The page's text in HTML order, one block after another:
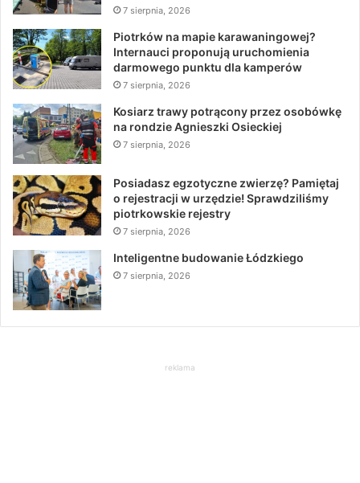
7 sierpnia, 2026
Piotrków na mapie karawaningowej?
Internauci proponują uruchomienia
darmowego punktu dla kamperów
7 sierpnia, 2026
Kosiarz trawy potrącony przez osobówkę
na rondzie Agnieszki Osieckiej
7 sierpnia, 2026
Posiadasz egzotyczne zwierzę? Pamiętaj
o rejestracji w urzędzie! Sprawdziliśmy
piotrkowskie rejestry
7 sierpnia, 2026
Inteligentne budowanie Łódzkiego
7 sierpnia, 2026
reklama